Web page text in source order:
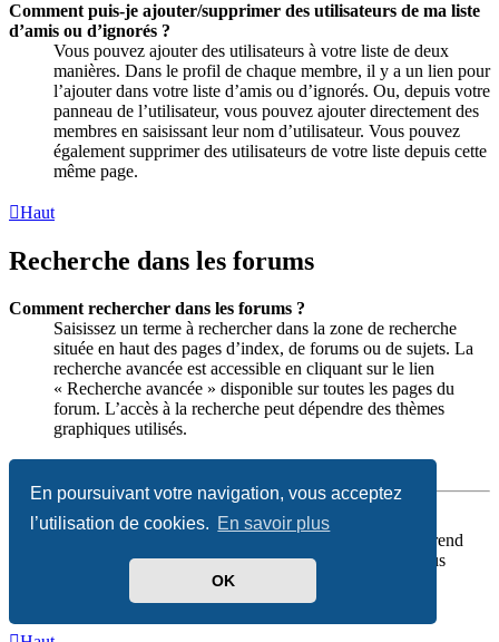
En poursuivant votre navigation, vous acceptez
l’utilisation de cookies. En savoir plus
OK
Comment puis-je ajouter/supprimer des utilisateurs de ma liste
d’amis ou d’ignorés ?
Vous pouvez ajouter des utilisateurs à votre liste de deux
manières. Dans le profil de chaque membre, il y a un lien pour
l’ajouter dans votre liste d’amis ou d’ignorés. Ou, depuis votre
panneau de l’utilisateur, vous pouvez ajouter directement des
membres en saisissant leur nom d’utilisateur. Vous pouvez
également supprimer des utilisateurs de votre liste depuis cette
même page.
Haut
Recherche dans les forums
Comment rechercher dans les forums ?
Saisissez un terme à rechercher dans la zone de recherche
située en haut des pages d’index, de forums ou de sujets. La
recherche avancée est accessible en cliquant sur le lien
« Recherche avancée » disponible sur toutes les pages du
forum. L’accès à la recherche peut dépendre des thèmes
graphiques utilisés.
Pourquoi ma recherche ne renvoie aucun résultat ?
Votre recherche est probablement trop vague ou comprend
plusieurs termes courants non indexés par phpBB. Vous
pouvez affiner votre recherche en utilisant les options
disponibles dans la recherche avancée.